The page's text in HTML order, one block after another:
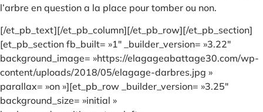
l’arbre en question a la place pour tomber ou non.
[/et_pb_text][/et_pb_column][/et_pb_row][/et_pb_section]
[et_pb_section fb_built= »1″ _builder_version= »3.22″
background_image= »https://elagageabattage30.com/wp-
content/uploads/2018/05/elagage-darbres.jpg »
parallax= »on »][et_pb_row _builder_version= »3.25″
background_size= »initial »